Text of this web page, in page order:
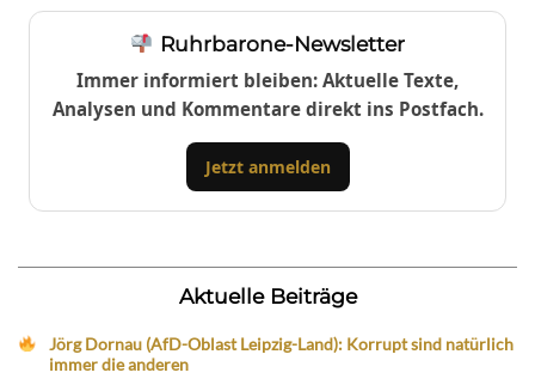
Ruhrbarone-Newsletter
Immer informiert bleiben: Aktuelle Texte,
Analysen und Kommentare direkt ins Postfach.
Jetzt anmelden
Aktuelle Beiträge
Jörg Dornau (AfD-Oblast Leipzig-Land): Korrupt sind natürlich
immer die anderen